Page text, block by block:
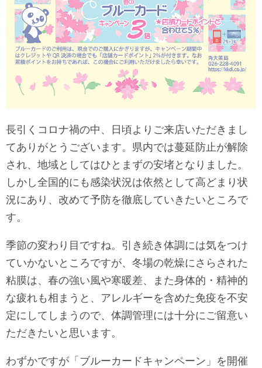
長引くコロナ禍の中、日頃よりご来店いただきまし
てありがとうございます。県内では蔓延防止が解除
され、地域としてはひとまずの安堵となりました。
しかし全国的にも感染状況は依然として高どまり状
況にあり、改めて予防を徹底していきたいところで
す。
季節の変わり目ですね。引き続き体調には気をつけ
ていかないところですが、冬場の乾燥にさらされた
粘膜は、春の強い風や寒暖差、また身体的・精神的
な疲れも相まうと、アレルギーを含めた免疫を不安
定にしてしまうので、体調管理には十分にご留意い
ただきたいと思います。
わずかですが「ブルーカードキャンペーン」を開催